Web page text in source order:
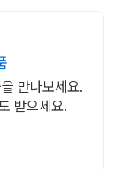
만나보세요.
받으세요.